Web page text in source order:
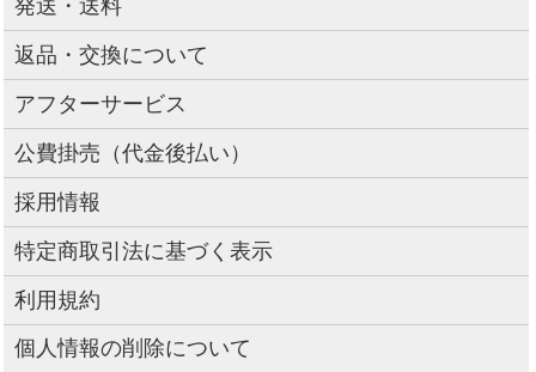
発送・送料
返品・交換について
アフターサービス
公費掛売（代金後払い）
採用情報
特定商取引法に基づく表示
利用規約
個人情報の削除について